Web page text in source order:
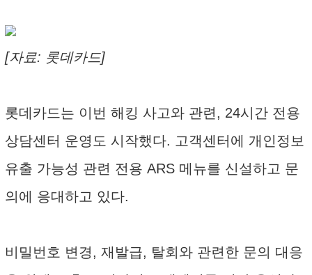
[자료: 롯데카드]
롯데카드는 이번 해킹 사고와 관련, 24시간 전용
상담센터 운영도 시작했다. 고객센터에 개인정보
유출 가능성 관련 전용 ARS 메뉴를 신설하고 문
의에 응대하고 있다.
비밀번호 변경, 재발급, 탈회와 관련한 문의 대응